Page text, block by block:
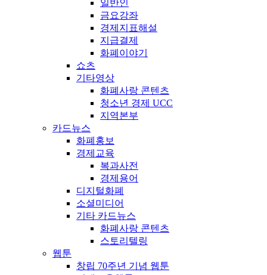
일반인
금요강좌
경제지표해설
지급결제
화폐이야기
쇼츠
기타영상
화폐사랑 콘텐츠
청소년 경제 UCC
지역본부
카드뉴스
화폐홍보
경제교육
복과사전
경제용어
디지털화폐
소셜미디어
기타 카드뉴스
화폐사랑 콘텐츠
스토리텔링
웹툰
창립 70주년 기념 웹툰